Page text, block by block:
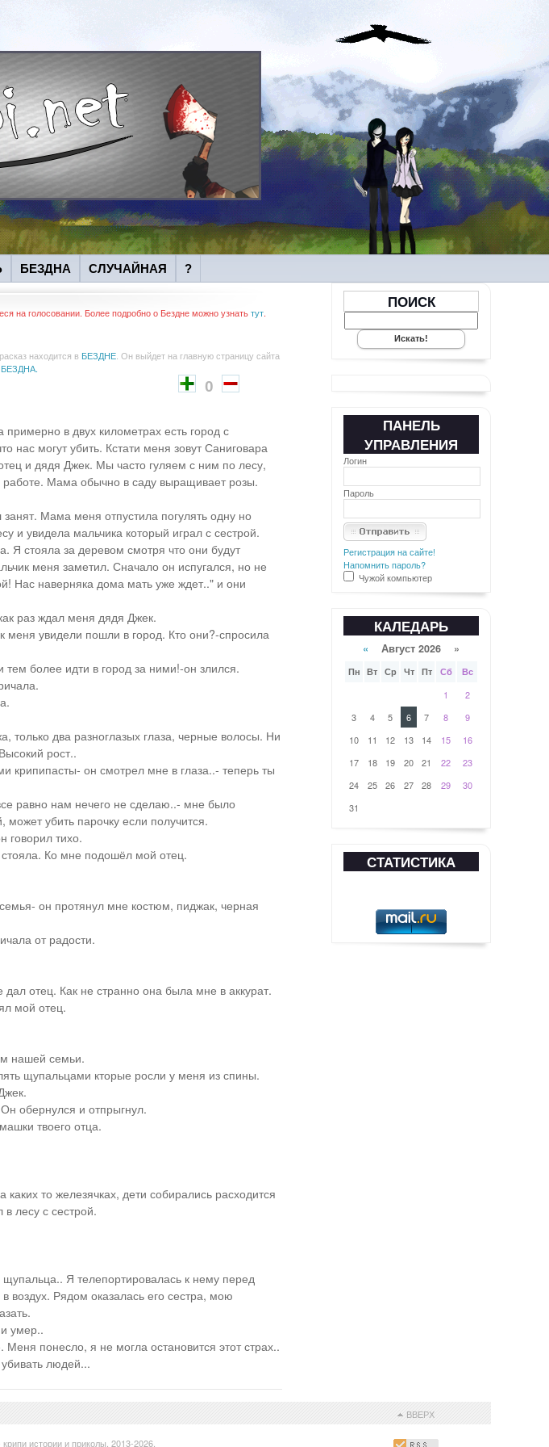
БЕЗДНА СЛУЧАЙНАЯ ?
на голосовании. Более подробно о Бездне можно узнатьтут.
находится в БЕЗДНЕ. Он выйдет на главную страницу сайта
БЕЗДНА.
0
в двух километрах есть город с
нас могут убить. Кстати меня зовут Саниговара
и дядя Джек. Мы часто гуляем с ним по лесу,
Мама обычно в саду выращивает розы.
Мама меня отпустила погулять одну но
и увидела мальчика который играл с сестрой.
Я стояла за деревом смотря что они будут
меня заметил. Сначало он испугался, но не
Нас наверняка дома мать уже ждет.." и они
раз ждал меня дядя Джек.
увидели пошли в город. Кто они?-спросила
более идти в город за ними!-он злился.
только два разноглазых глаза, черные волосы. Ни
рост..
крипипасты- он смотрел мне в глаза..- теперь ты
равно нам нечего не сделаю..- мне было
убить парочку если получится.
говорил тихо.
Ко мне подошёл мой отец.
он протянул мне костюм, пиджак, черная
от радости.
отец. Как не странно она была мне в аккурат.
мой отец.
нашей семьи.
щупальцами кторые росли у меня из спины.
обернулся и отпрыгнул.
твоего отца.
то железячках, дети собирались расходится
лесу с сестрой.
Я телепортировалась к нему перед
воздух. Рядом оказалась его сестра, мою
умер..
понесло, я не могла остановится этот страх..
людей...
ПОИСК
ПАНЕЛЬ
УПРАВЛЕНИЯ
Логин
Пароль
Регистрация на сайте!
Напомнить пароль?
Чужой компьютер
КАЛЕДАРЬ
« Август 2026 »
Пн Вт Ср Чт Пт Сб Вс
1
2
3
4 5 6 7 8
9
10
11 12 13 14 15
16
17
18 19 20 21 22
23
24
25 26 27 28 29
30
31
СТАТИСТИКА
ВВЕРХ
крипи истории и приколы. 2013-2026.